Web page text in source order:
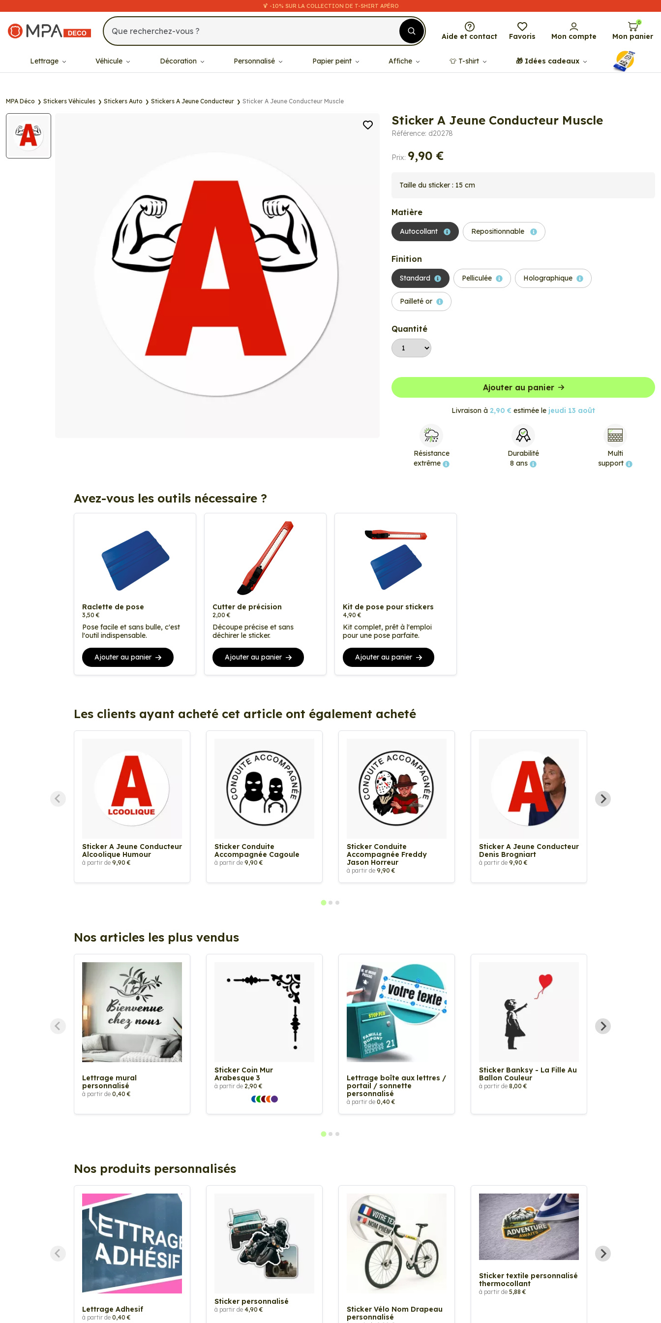
🍹 -10% SUR LA COLLECTION DE T-SHIRT APÉRO
MPA Déco
Aide et contact Favoris Mon compte
0
Mon panier
Lettrage Véhicule Décoration Personnalisé Papier peint Affiche 👕​​ T-shirt 🎁​ Idées cadeaux
MPA Déco Stickers Véhicules Stickers Auto Stickers A Jeune Conducteur Sticker A Jeune Conducteur Muscle
Sticker A Jeune Conducteur Muscle
Référence: d20278
Prix: 9,90 €
Taille du sticker : 15 cm
Matière
Autocollant Repositionnable
Finition
Standard Pelliculée Holographique
Pailleté or
Quantité
Ajouter au panier
Livraison à 2,90 € estimée le jeudi 13 août
Résistance
extrême
Durabilité
8 ans
Multi
support
Avez-vous les outils nécessaire ?
Raclette de pose
3,50 €
Pose facile et sans bulle, c'est
l'outil indispensable.
Ajouter au panier
Cutter de précision
2,00 €
Découpe précise et sans
déchirer le sticker.
Ajouter au panier
Kit de pose pour stickers
4,90 €
Kit complet, prêt à l'emploi
pour une pose parfaite.
Ajouter au panier
Les clients ayant acheté cet article ont également acheté
Sticker A Jeune Conducteur
Alcoolique Humour
à partir de 9,90 €
Sticker Conduite
Accompagnée Cagoule
à partir de 9,90 €
Sticker Conduite
Accompagnée Freddy
Jason Horreur
à partir de 9,90 €
Sticker A Jeune Conducteur
Denis Brogniart
à partir de 9,90 €
Nos articles les plus vendus
Lettrage mural
personnalisé
à partir de 0,40 €
Sticker Coin Mur
Arabesque 3
à partir de 2,90 €
Lettrage boîte aux lettres /
portail / sonnette
personnalisé
à partir de 0,40 €
Sticker Banksy - La Fille Au
Ballon Couleur
à partir de 8,00 €
Nos produits personnalisés
Lettrage Adhesif
à partir de 0,40 €
Sticker personnalisé
à partir de 4,90 €
Sticker Vélo Nom Drapeau
personnalisé
Sticker textile personnalisé
thermocollant
à partir de 5,88 €